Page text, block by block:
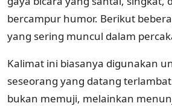
bercampur humor. Berikut
yang sering muncul dalam
Kalimat ini biasanya digunakan
seseorang yang datang
bukan memuji, melainkan